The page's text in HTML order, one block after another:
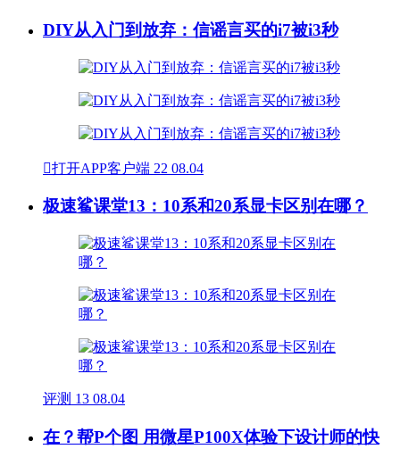
DIY从入门到放弃：信谣言买的i7被i3秒
打开APP客户端 22 08.04
极速鲨课堂13：10系和20系显卡区别在哪？
评测 13 08.04
在？帮P个图 用微星P100X体验下设计师的快